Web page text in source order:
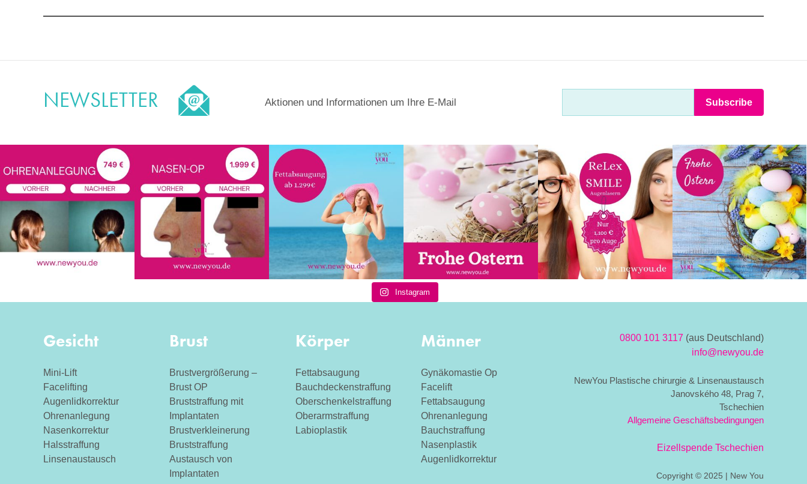
NEWSLETTER Aktionen und Informationen um Ihre E-Mail
Instagram
Gesicht
Mini-Lift
Facelifting
Augenlidkorrektur
Ohrenanlegung
Nasenkorrektur
Halsstraffung
Linsenaustausch
Brust
Brustvergrößerung –
Brust OP
Bruststraffung mit
Implantaten
Brustverkleinerung
Bruststraffung
Austausch von
Implantaten
Körper
Fettabsaugung
Bauchdeckenstraffung
Oberschenkelstraffung
Oberarmstraffung
Labioplastik
Männer
Gynäkomastie Op
Facelift
Fettabsaugung
Ohrenanlegung
Bauchstraffung
Nasenplastik
Augenlidkorrektur
0800 101 3117 (aus Deutschland)
info@newyou.de
NewYou Plastische chirurgie & Linsenaustausch
Janovského 48, Prag 7,
Tschechien
Allgemeine Geschäftsbedingungen
Eizellspende Tschechien
Copyright © 2025 | New You